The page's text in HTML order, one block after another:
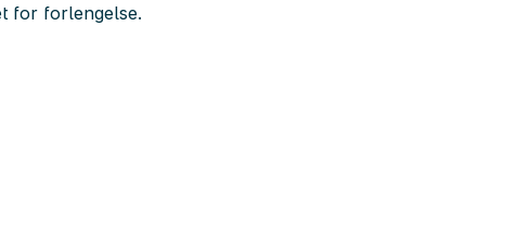
for forlengelse.